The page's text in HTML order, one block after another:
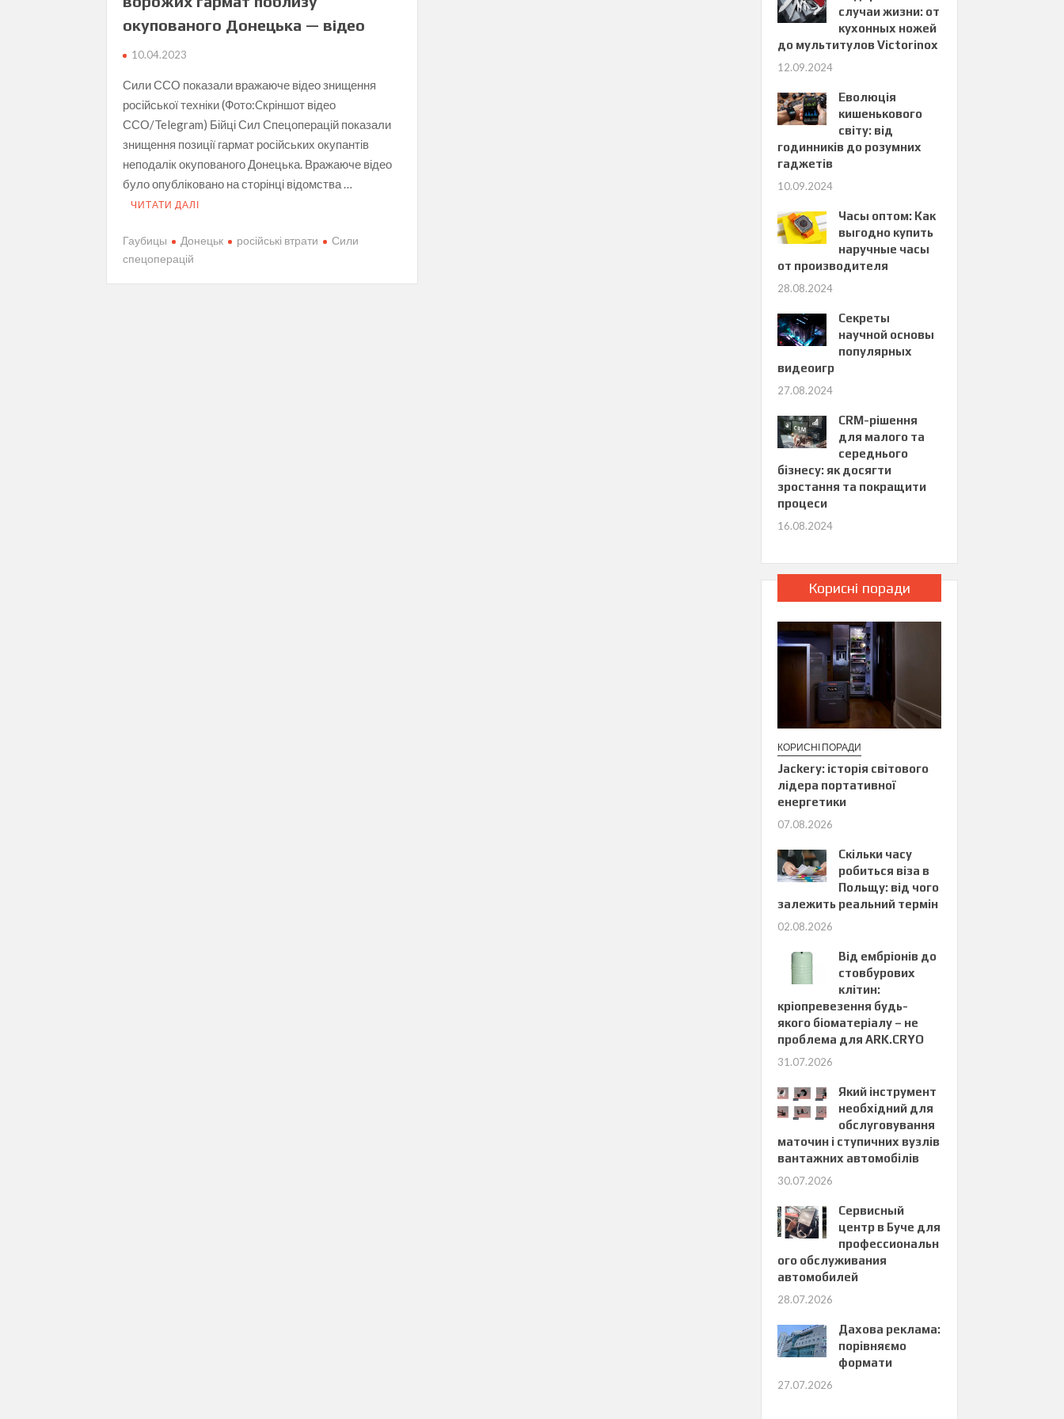
окупованого Донецька — відео
10.04.2023
Сили ССО показали вражаюче відео знищення
російської техніки (Фото:Cкріншот відео
ССО/Telegram) Бійці Сил Спецоперацій показали
знищення позиції гармат російських окупантів
неподалік окупованого Донецька. Вражаюче відео
було опубліковано на сторінці відомства …
ЧИТАТИ ДАЛІ
Гаубицы Донецьк російські втрати
Сили
спецоперацій
случаи жизни: от
кухонных ножей
до мультитулов Victorinox
12.09.2024
Еволюція
кишенькового
світу: від
годинників до розумних
гаджетів
10.09.2024
Часы оптом: Как
выгодно купить
наручные часы
от производителя
28.08.2024
Секреты
научной основы
популярных
видеоигр
27.08.2024
CRM-рішення
для малого та
середнього
бізнесу: як досягти
зростання та покращити
процеси
16.08.2024
Корисні поради
КОРИСНІ ПОРАДИ
Jackery: історія світового
лідера портативної
енергетики
07.08.2026
Скільки часу
робиться віза в
Польщу: від чого
залежить реальний термін
02.08.2026
Від ембріонів до
стовбурових
клітин:
кріопревезення будь-
якого біоматеріалу – не
проблема для ARK.CRYO
31.07.2026
Який інструмент
необхідний для
обслуговування
маточин і ступичних вузлів
вантажних автомобілів
30.07.2026
Сервисный
центр в Буче для
профессиональн
ого обслуживания
автомобилей
28.07.2026
Дахова реклама:
порівняємо
формати
27.07.2026